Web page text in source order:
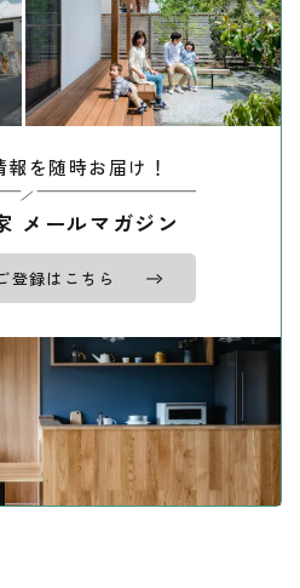
報を随時お届け！
メールマガジン
登録はこちら